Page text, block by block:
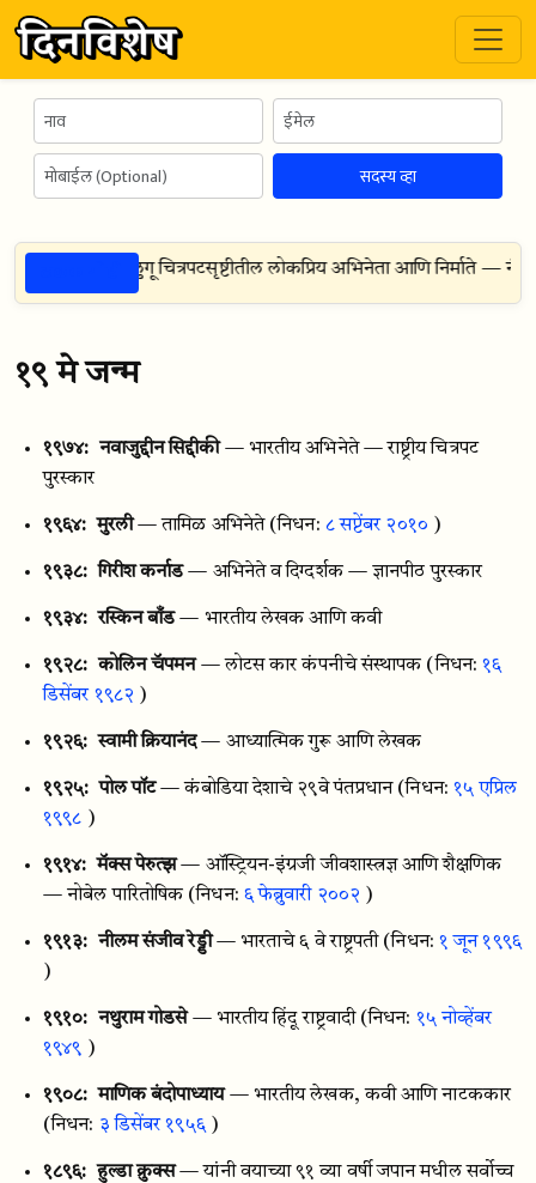
सदस्य व्हा
— भारतीय तेलुगू चित्रपटसृष्टीतील लोकप्रिय अभिनेता आणि निर्माते — नंदी
१९ मे जन्म
१९७४: नवाजुद्दीन सिद्दीकी — भारतीय अभिनेते — राष्ट्रीय चित्रपट
पुरस्कार
१९६४: मुरली — तामिळ अभिनेते (निधन: ८ सप्टेंबर २०१० )
१९३८: गिरीश कर्नाड — अभिनेते व दिग्दर्शक — ज्ञानपीठ पुरस्कार
१९३४: रस्किन बाँड — भारतीय लेखक आणि कवी
१९२८: कोलिन चॅपमन — लोटस कार कंपनीचे संस्थापक (निधन:१६
डिसेंबर १९८२ )
१९२६: स्वामी क्रियानंद — आध्यात्मिक गुरू आणि लेखक
१९२५: पोल पॉट — कंबोडिया देशाचे २९वे पंतप्रधान (निधन: १५ एप्रिल
१९९८ )
१९१४: मॅक्स पेरुत्झ — ऑस्ट्रियन-इंग्रजी जीवशास्त्रज्ञ आणि शैक्षणिक
— नोबेल पारितोषिक (निधन: ६ फेब्रुवारी २००२ )
१९१३: नीलम संजीव रेड्डी — भारताचे ६ वे राष्ट्रपती (निधन: १ जून १९९६
)
१९१०: नथुराम गोडसे — भारतीय हिंदू राष्ट्रवादी (निधन: १५ नोव्हेंबर
१९४९ )
१९०८: माणिक बंदोपाध्याय — भारतीय लेखक, कवी आणि नाटककार
(निधन: ३ डिसेंबर १९५६)
१८९६: हुल्डा क्रुक्स — यांनी वयाच्या ९१ व्या वर्षी जपान मधील सर्वोच्च